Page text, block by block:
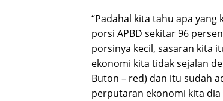
“Padahal kita tahu apa
porsi APBD sekitar 96
porsinya kecil, sasaran kita
ekonomi kita tidak sejalan
Buton – red) dan itu sudah
perputaran ekonomi kita